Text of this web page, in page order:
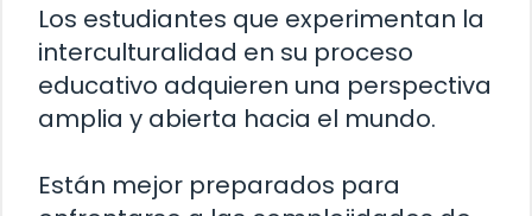
Los estudiantes que experimentan la
interculturalidad en su proceso
educativo adquieren una perspectiva
amplia y abierta hacia el mundo.
Están mejor preparados para